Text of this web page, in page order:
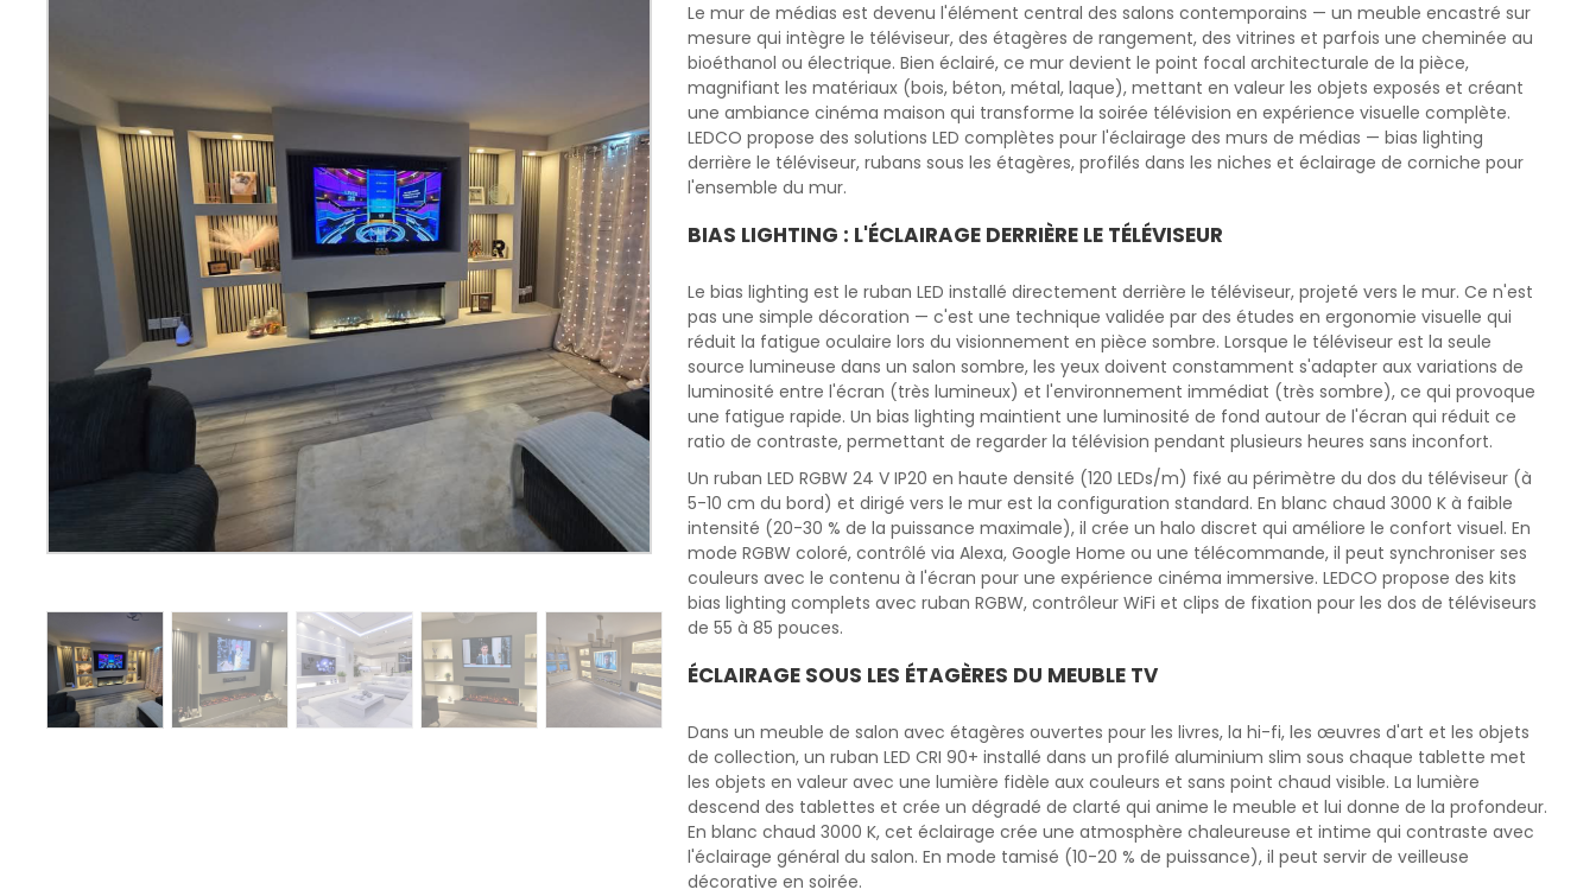
Le mur de médias est devenu l'élément central des salons contemporains — un meuble encastré sur
mesure qui intègre le téléviseur, des étagères de rangement, des vitrines et parfois une cheminée au
bioéthanol ou électrique. Bien éclairé, ce mur devient le point focal architecturale de la pièce,
magnifiant les matériaux (bois, béton, métal, laque), mettant en valeur les objets exposés et créant
une ambiance cinéma maison qui transforme la soirée télévision en expérience visuelle complète.
LEDCO propose des solutions LED complètes pour l'éclairage des murs de médias — bias lighting
derrière le téléviseur, rubans sous les étagères, profilés dans les niches et éclairage de corniche pour
l'ensemble du mur.
BIAS LIGHTING : L'ÉCLAIRAGE DERRIÈRE LE TÉLÉVISEUR
Le bias lighting est le ruban LED installé directement derrière le téléviseur, projeté vers le mur. Ce n'est
pas une simple décoration — c'est une technique validée par des études en ergonomie visuelle qui
réduit la fatigue oculaire lors du visionnement en pièce sombre. Lorsque le téléviseur est la seule
source lumineuse dans un salon sombre, les yeux doivent constamment s'adapter aux variations de
luminosité entre l'écran (très lumineux) et l'environnement immédiat (très sombre), ce qui provoque
une fatigue rapide. Un bias lighting maintient une luminosité de fond autour de l'écran qui réduit ce
ratio de contraste, permettant de regarder la télévision pendant plusieurs heures sans inconfort.
Un ruban LED RGBW 24 V IP20 en haute densité (120 LEDs/m) fixé au périmètre du dos du téléviseur (à
5-10 cm du bord) et dirigé vers le mur est la configuration standard. En blanc chaud 3000 K à faible
intensité (20-30 % de la puissance maximale), il crée un halo discret qui améliore le confort visuel. En
mode RGBW coloré, contrôlé via Alexa, Google Home ou une télécommande, il peut synchroniser ses
couleurs avec le contenu à l'écran pour une expérience cinéma immersive. LEDCO propose des kits
bias lighting complets avec ruban RGBW, contrôleur WiFi et clips de fixation pour les dos de téléviseurs
de 55 à 85 pouces.
ÉCLAIRAGE SOUS LES ÉTAGÈRES DU MEUBLE TV
Dans un meuble de salon avec étagères ouvertes pour les livres, la hi-fi, les œuvres d'art et les objets
de collection, un ruban LED CRI 90+ installé dans un profilé aluminium slim sous chaque tablette met
les objets en valeur avec une lumière fidèle aux couleurs et sans point chaud visible. La lumière
descend des tablettes et crée un dégradé de clarté qui anime le meuble et lui donne de la profondeur.
En blanc chaud 3000 K, cet éclairage crée une atmosphère chaleureuse et intime qui contraste avec
l'éclairage général du salon. En mode tamisé (10-20 % de puissance), il peut servir de veilleuse
décorative en soirée.